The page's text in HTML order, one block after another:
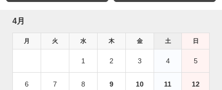
4月
月 火 水 木 金 土 日
1 2 3 4 5
6 7 8 9 10 11 12